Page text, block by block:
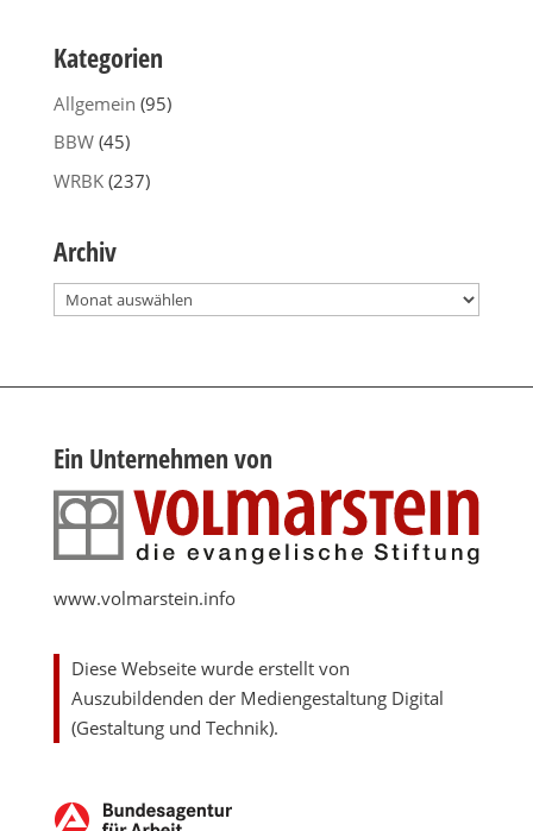
Kategorien
Allgemein (95)
BBW(45)
WRBK(237)
Archiv
Archiv
Ein Unternehmen von
www.volmarstein.info
Diese Webseite wurde erstellt von
Auszubildenden der Mediengestaltung Digital
(Gestaltung und Technik).